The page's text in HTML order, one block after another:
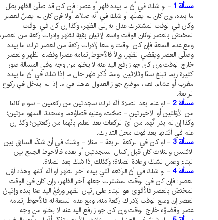
مسألة 1
- لو شكّ في أنّ ما بيده ظهر أو عصر: فإن كان قد صلّى الظهر بطل
ما بيده، وإن كان لم يصلّها أو شكّ في أنّه صلّاها أولا فإن كان لم يصلّ العصر
وكان في الوقت المشترك عدل به إلى الظهر، وكذا إن كان في الوقت
المختصّ بالعصر لوكان الوقت واسعا لإتيان بقيّة الظهر وإدراك ركعة من العصر،
ومع عدم السعة فإن كان الوقت واسعا لإدراك ركعة من العصر ترك ما بيده
وصلّى العصر ويقضي الظهر، وإلّا فالأحوط إتمامه عصرا وقضاء الظهر والعصر
خارج الوقت وإن كان جواز رفع اليد عنه لا يخلو من وجه. وفي المسألة صور
كثيرة ربما تبلغ ستّا وثلاثين. وممّا ذُكر ظهر حال ما إذا شكّ في أنّ ما بيده
مغرب أو عشاء. نعم، موضع جواز العدول هاهنا في ما إذا لم يدخل في ركوع
الرابعة.
مسألة 2
- لو علم بعد الصلاة أنّه ترك سجدتين من ركعتين - سواء كانتا
من الأوّلتين أو الأخيرتين - صحّت، وعليه قضاؤهما وسجدتا السهو مرّتين؛
وكذا إن لم يدر أنّهما من أيّ الركعات بعد العلم بأنّهما من ركعتين؛ وكذا إن
علم في أثنائها بعد فوت محلّ التدارك.
مسألة 3
- لو كان في الركعة الرابعة - مثلا - وشكّ في أنّ شكّه السابق بين
الاثنتين والثلاث كان قبل إكمال السجدتين أو بعده فالأحوط الجمع بين
البناء وعمل الشكّ وإعادة الصلاة؛ وكذلك إذا شكّ بعد الصلاة.
مسألة 4
- لو شكّ في أنّ الركعة الّتي بيده آخر الظهر أو أنّه أتمّها وهذه أوّل
العصر: فإن كان في الوقت المشترك جعلها آخر الظهر، وإن كان في الوقت
المختصّ بالعصر فالأقوى هو البناء على إتيان الظهر ورفعُ اليد عمّا بيده وإتيانُ
العصر إن وسع الوقت لإدراك ركعة منه، ومع عدم السعة له فالأحوط إتمامه
عصرا وقضاؤه خارج الوقت وإن كان جواز رفع اليد عنه لا يخلو من وجه.